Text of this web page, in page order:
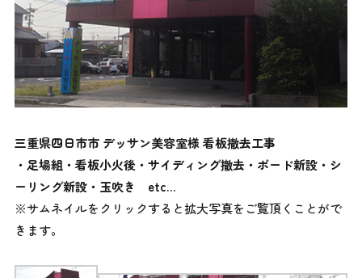
三重県四日市市 デッサン美容室様 看板撤去工事
・足場組・看板小火後・サイディング撤去・ボード新設・シ
ーリング新設・玉吹き
etc…
※サムネイルをクリックすると拡大写真をご覧頂くことがで
きます。